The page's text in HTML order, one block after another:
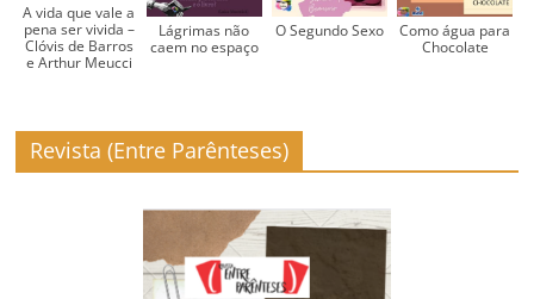
A vida que vale a
pena ser vivida –
Clóvis de Barros
e Arthur Meucci
Lágrimas não
caem no espaço
O Segundo Sexo
Como água para
Chocolate
Revista (Entre Parênteses)